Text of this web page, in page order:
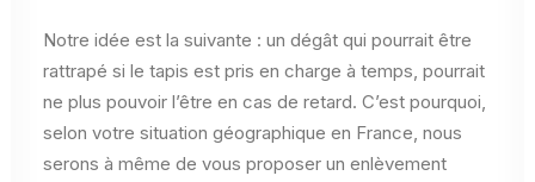
Notre idée est la suivante : un dégât qui pourrait être
rattrapé si le tapis est pris en charge à temps, pourrait
ne plus pouvoir l’être en cas de retard. C’est pourquoi,
selon votre situation géographique en France, nous
serons à même de vous proposer un enlèvement